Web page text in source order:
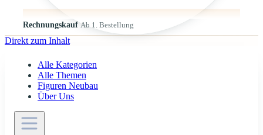
Rechnungskauf Ab 1. Bestellung
Direkt zum Inhalt
Alle Kategorien
Alle Themen
Figuren Neubau
Über Uns